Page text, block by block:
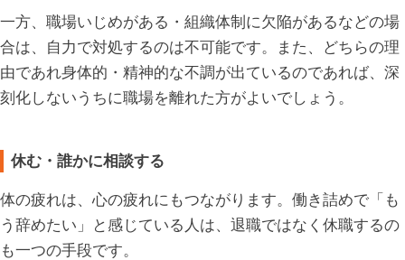
一方、職場いじめがある・組織体制に欠陥があるなどの場
合は、自力で対処するのは不可能です。また、どちらの理
由であれ身体的・精神的な不調が出ているのであれば、深
刻化しないうちに職場を離れた方がよいでしょう。
休む・誰かに相談する
体の疲れは、心の疲れにもつながります。働き詰めで「も
う辞めたい」と感じている人は、退職ではなく休職するの
も一つの手段です。